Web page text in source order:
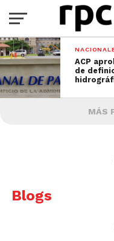
ACP
de
MÁS
Blogs